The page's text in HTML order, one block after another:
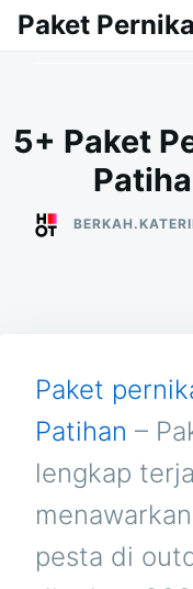
SkipSearch
Paket
5+ Paket
Paket
Patihan –
lengkap
pesta di